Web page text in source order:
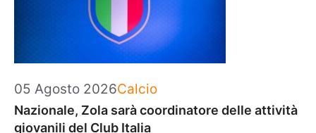
05 Agosto 2026Categorie
Calcio
Nazionale, Zola sarà coordinatore delle attività
giovanili del Club Italia